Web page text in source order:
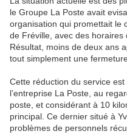
le Groupe La Poste avait
organisation qui promettait le
de Fréville, avec des horaires
Résultat, moins de deux ans
tout simplement une
Cette réduction du service
l’entreprise La Poste, au
poste, et considérant à 10
principal. Ce dernier situé à
problèmes de personnels